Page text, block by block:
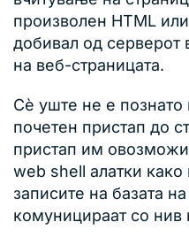
произволен HTML
добивал од серверот
на веб-страницата.
Сè уште не е познато
почетен пристап до
пристап им
web shell алатки
записите на базата
комуницираат со